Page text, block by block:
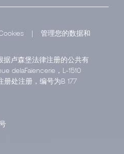
|
管理您的数据和
据卢森堡法律注册的公共有
delaFaïencerie，L-1510
处注册，编号为B 177